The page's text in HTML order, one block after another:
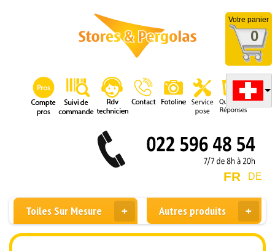
Votre panier
0
DE
FR
Toiles Sur Mesure Autres produits